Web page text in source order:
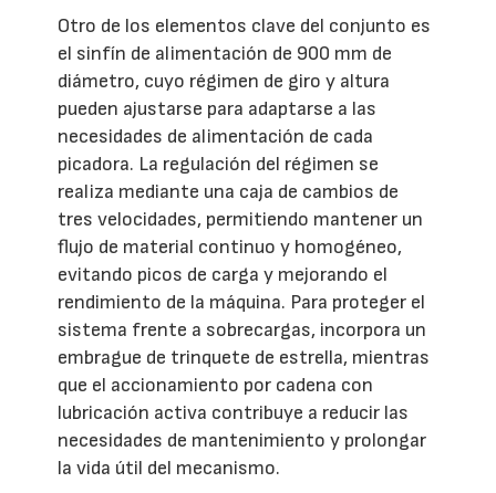
Otro de los elementos clave del conjunto es
el sinfín de alimentación de 900 mm de
diámetro, cuyo régimen de giro y altura
pueden ajustarse para adaptarse a las
necesidades de alimentación de cada
picadora. La regulación del régimen se
realiza mediante una caja de cambios de
tres velocidades, permitiendo mantener un
flujo de material continuo y homogéneo,
evitando picos de carga y mejorando el
rendimiento de la máquina. Para proteger el
sistema frente a sobrecargas, incorpora un
embrague de trinquete de estrella, mientras
que el accionamiento por cadena con
lubricación activa contribuye a reducir las
necesidades de mantenimiento y prolongar
la vida útil del mecanismo.